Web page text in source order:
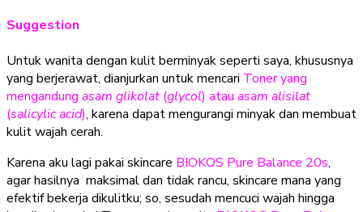
Suggestion
Untuk wanita dengan kulit berminyak seperti saya, khususnya
yang berjerawat, dianjurkan untuk mencari Toner yang
mengandung asam glikolat (glycol) atau asam alisilat
(salicylic acid), karena dapat mengurangi minyak dan membuat
kulit wajah cerah.
Karena aku lagi pakai skincare BIOKOS Pure Balance 20s,
agar hasilnya maksimal dan tidak rancu, skincare mana yang
efektif bekerja dikulitku; so, sesudah mencuci wajah hingga